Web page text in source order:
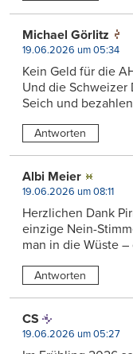
Michael Görlitz
19.06.2026 um 05:34
Kein Geld für die
Und die Schweizer
Seich und
Antworten
Albi Meier
19.06.2026 um 08:11
Herzlichen Dank
einzige Nein-
man in die Wüste
Antworten
CS
19.06.2026 um 05:27